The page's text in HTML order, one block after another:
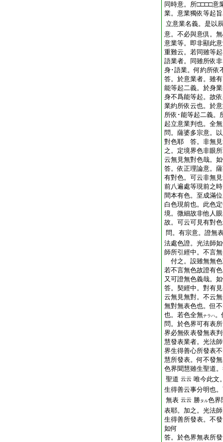
同時意。所□□□□意
業。意業獨依等起
立意業名義。是以
意。不必與意倶。
意業等。即非顯此
重難云。若同雖等
語業者。同雖所依
身･語業。何約所依
答。於意業者。雖
能等起二義。於身
身不爲能等起。故
業約所依云也。於
所依･能等起二義。
起立意業判也。全
問。薩婆多宗意。
對色耶 答。非無見
之。定境界色非眼
云無見無對色哉。
答。依正理論意。
有對色。可云非無
前八遍處等現前之
間本有色。至成滿
白色現前也。此色
境。微細故非他人
故。可云可見有對
問。有宗意。證無
法處色證。光法師
師所引經中。不言
付之。設雖無無
若不言無色故證有
又可證無色義哉。
答。契經中。對有
云無見無對。不云
無對無表色也。但
也。若色全無ナラハ
問。於色界可有表
界必無依表發無表
慧發表業者。光法
界生得善心所發表
慧所發表。何不發
色界聞慧雖生聖道
聖道 云云 唯今此文
生得善云事分明也
無表 云云 勝タル色界
表耶。加之。光法
生得善所發表。不
如何
答。於色界無表所